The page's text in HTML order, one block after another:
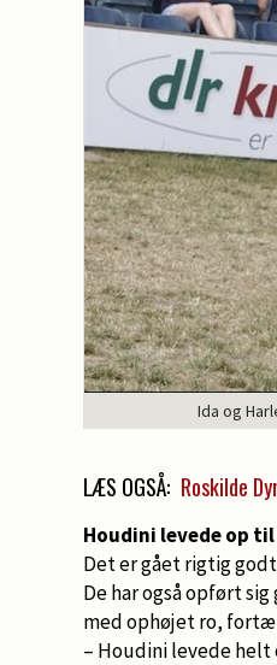
Ida og
LÆS OGSÅ: Roskilde
Houdini levede op
Det er gået rigtig
De har også opført
med ophøjet ro,
– Houdini levede helt